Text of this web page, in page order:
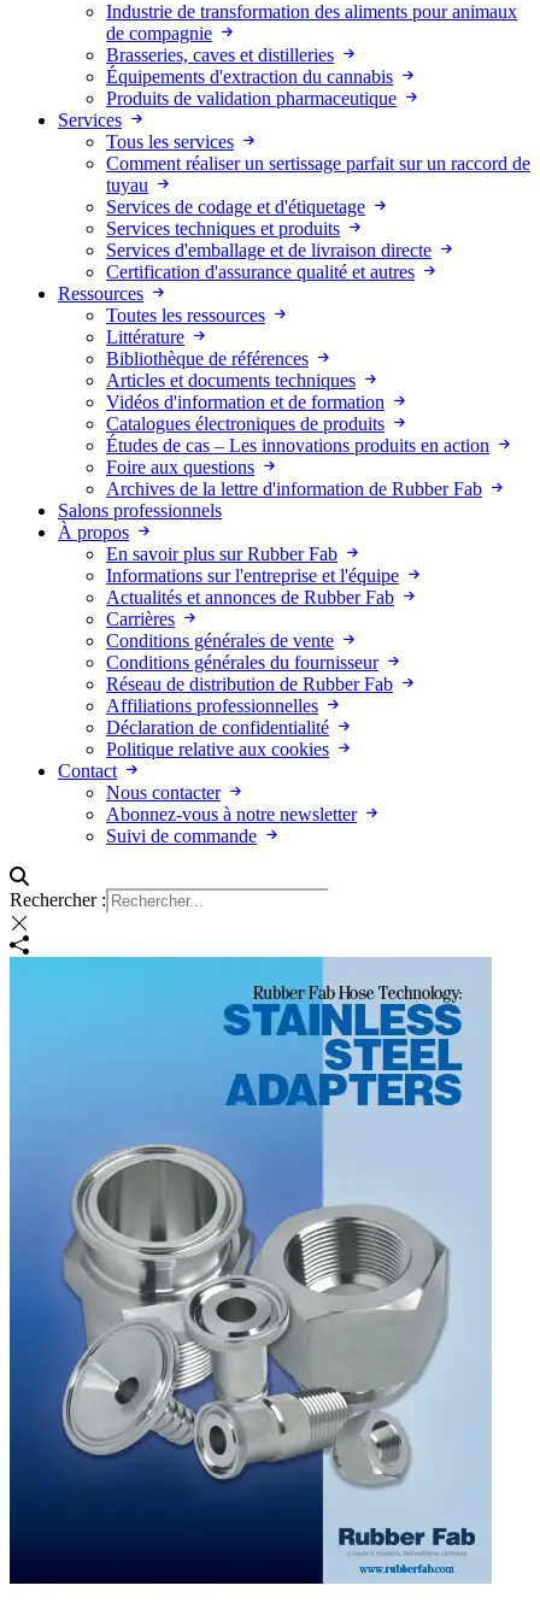
Industrie de transformation des aliments pour animaux
de compagnie
Brasseries, caves et distilleries
Équipements d'extraction du cannabis
Produits de validation pharmaceutique
Services
Tous les services
Comment réaliser un sertissage parfait sur un raccord de
tuyau
Services de codage et d'étiquetage
Services techniques et produits
Services d'emballage et de livraison directe
Certification d'assurance qualité et autres
Ressources
Toutes les ressources
Littérature
Bibliothèque de références
Articles et documents techniques
Vidéos d'information et de formation
Catalogues électroniques de produits
Études de cas – Les innovations produits en action
Foire aux questions
Archives de la lettre d'information de Rubber Fab
Salons professionnels
À propos
En savoir plus sur Rubber Fab
Informations sur l'entreprise et l'équipe
Actualités et annonces de Rubber Fab
Carrières
Conditions générales de vente
Conditions générales du fournisseur
Réseau de distribution de Rubber Fab
Affiliations professionnelles
Déclaration de confidentialité
Politique relative aux cookies
Contact
Nous contacter
Abonnez-vous à notre newsletter
Suivi de commande
Rechercher :